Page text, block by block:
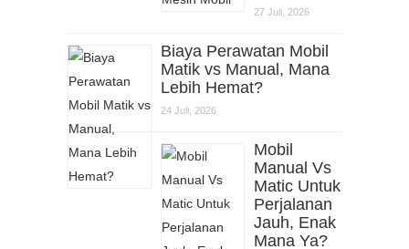
27 Juli, 2026
Biaya Perawatan Mobil
Matik vs Manual, Mana
Lebih Hemat?
24 Juli, 2026
Mobil
Manual Vs
Matic Untuk
Perjalanan
Jauh, Enak
Mana Ya?